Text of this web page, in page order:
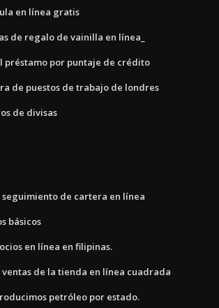
en línea gratis
de regalo de vainilla en línea_
préstamo por puntaje de crédito
de puestos de trabajo de londres
de divisas
de cartera en línea
básicos
en línea en filipinas.
ventas de la tienda en línea cuadrada
petróleo por estado.